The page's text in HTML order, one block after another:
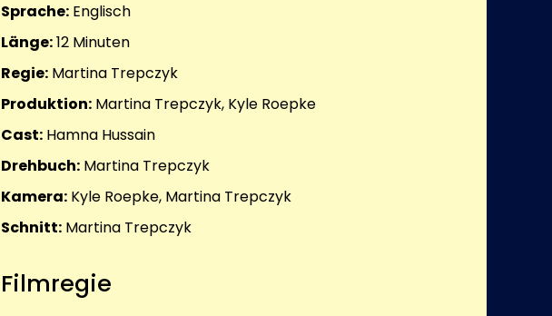
Sprache: Englisch
Länge:12 Minuten
Regie: Martina Trepczyk
Produktion: Martina Trepczyk, Kyle Roepke
Cast: Hamna Hussain
Drehbuch: Martina Trepczyk
Kamera: Kyle Roepke, Martina Trepczyk
Schnitt: Martina Trepczyk
Filmregie